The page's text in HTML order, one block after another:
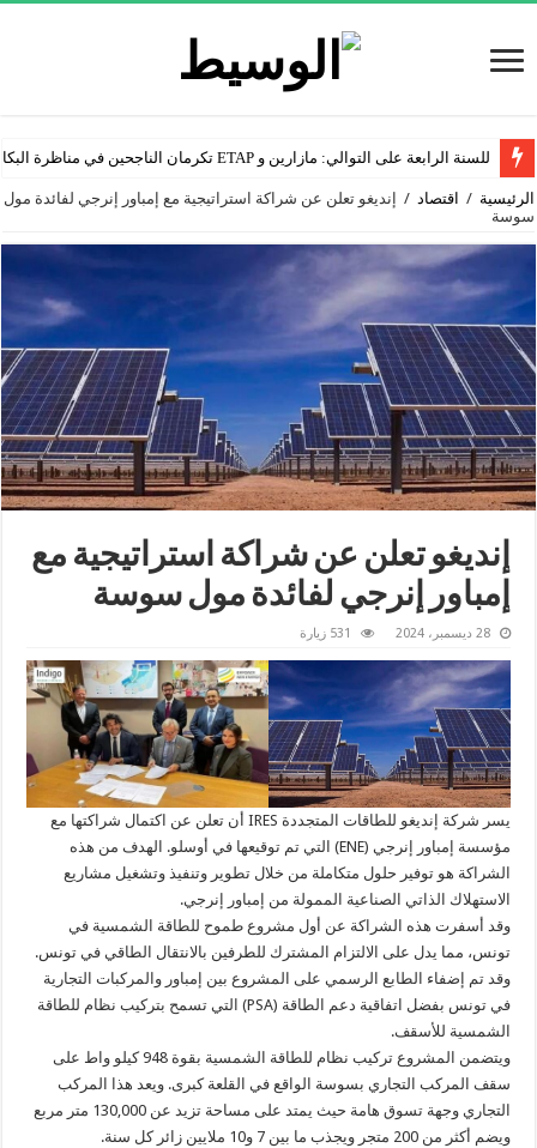
للسنة الرابعة على التوالي: مازارين و ETAP تكرمان الناجحين في مناظرة البكالوريا
الرئيسية / اقتصاد / إنديغو تعلن عن شراكة استراتيجية مع إمباور إنرجي لفائدة مول
سوسة
إنديغو تعلن عن شراكة استراتيجية مع
إمباور إنرجي لفائدة مول سوسة
28 ديسمبر، 2024 531 زيارة
يسر شركة إنديغو للطاقات المتجددة IRES أن تعلن عن اكتمال شراكتها مع
مؤسسة إمباور إنرجي (ENE) التي تم توقيعها في أوسلو. الهدف من هذه
الشراكة هو توفير حلول متكاملة من خلال تطوير وتنفيذ وتشغيل مشاريع
الاستهلاك الذاتي الصناعية الممولة من إمباور إنرجي.
وقد أسفرت هذه الشراكة عن أول مشروع طموح للطاقة الشمسية في
تونس، مما يدل على الالتزام المشترك للطرفين بالانتقال الطاقي في تونس.
وقد تم إضفاء الطابع الرسمي على المشروع بين إمباور والمركبات التجارية
في تونس بفضل اتفاقية دعم الطاقة (PSA) التي تسمح بتركيب نظام للطاقة
الشمسية للأسقف.
ويتضمن المشروع تركيب نظام للطاقة الشمسية بقوة 948 كيلو واط على
سقف المركب التجاري بسوسة الواقع في القلعة كبرى. ويعد هذا المركب
التجاري وجهة تسوق هامة حيث يمتد على مساحة تزيد عن 130,000 متر مربع
ويضم أكثر من 200 متجر ويجذب ما بين 7 و10 ملايين زائر كل سنة.